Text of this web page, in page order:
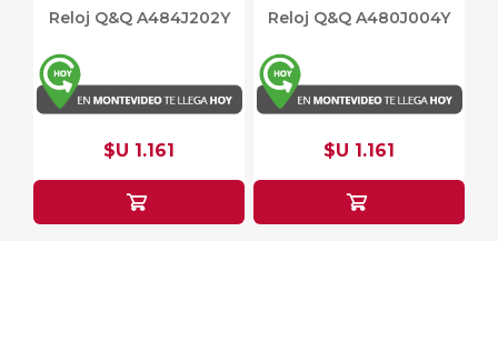
Reloj Q&Q A484J202Y
$U 1.161
Reloj Q&Q A480J004Y
$U 1.161